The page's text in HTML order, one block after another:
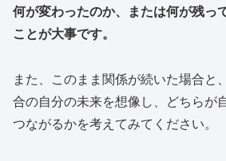
何が変わったのか、または何が残っ
ことが大事です。
また、このまま関係が続いた場合と
合の自分の未来を想像し、どちらが
つながるかを考えてみてください。